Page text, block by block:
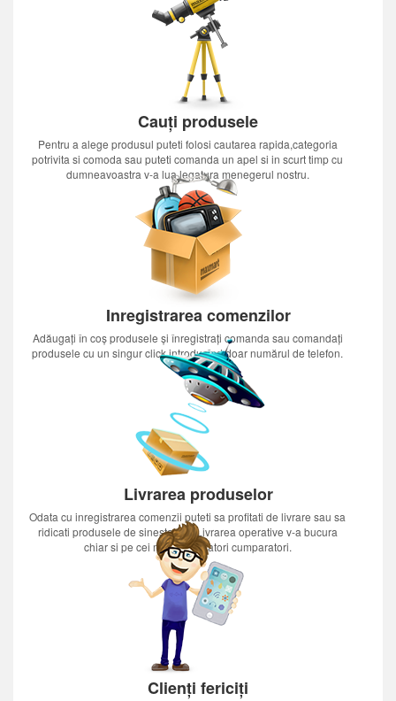
Cauți produsele
Pentru a alege produsul puteti folosi cautarea rapida,categoria
potrivita si comoda sau puteti comanda un apel si in scurt timp cu
dumneavoastra v-a lua legatura menegerul nostru.
Inregistrarea comenzilor
Adăugați în coș produsele și înregistrați comanda sau comandați
produsele cu un singur click introducînd doar numărul de telefon.
Livrarea produselor
Odata cu inregistrarea comenzii puteti sa profitati de livrare sau sa
ridicati produsele de sinestatator.Livrarea operative v-a bucura
chiar si pe cei mai nerabdatori cumparatori.
Clienți fericiți